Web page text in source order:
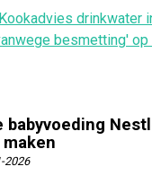
drinkwater
besmetting' op
babyvoeding
maken
2026